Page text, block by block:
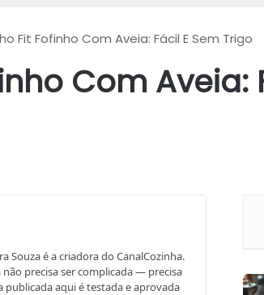
Fit Fofinho Com Aveia: Fácil E Sem Trigo
Com Aveia:
Souza é a criadora do CanalCozinha.
precisa ser complicada — precisa
publicada aqui é testada e aprovada